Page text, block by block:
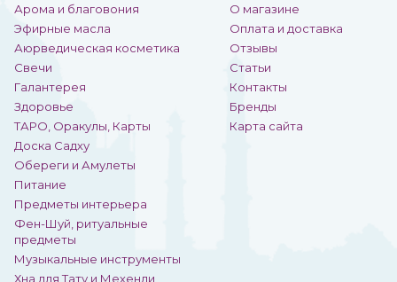
Арома и благовония
Эфирные масла
Аюрведическая косметика
Свечи
Галантерея
Здоровье
ТАРО, Оракулы, Карты
Доска Садху
Обереги и Амулеты
Питание
Предметы интерьера
Фен-Шуй, ритуальные
предметы
Музыкальные инструменты
Хна для Тату и Мехенди
О магазине
Оплата и доставка
Отзывы
Статьи
Контакты
Бренды
Карта сайта